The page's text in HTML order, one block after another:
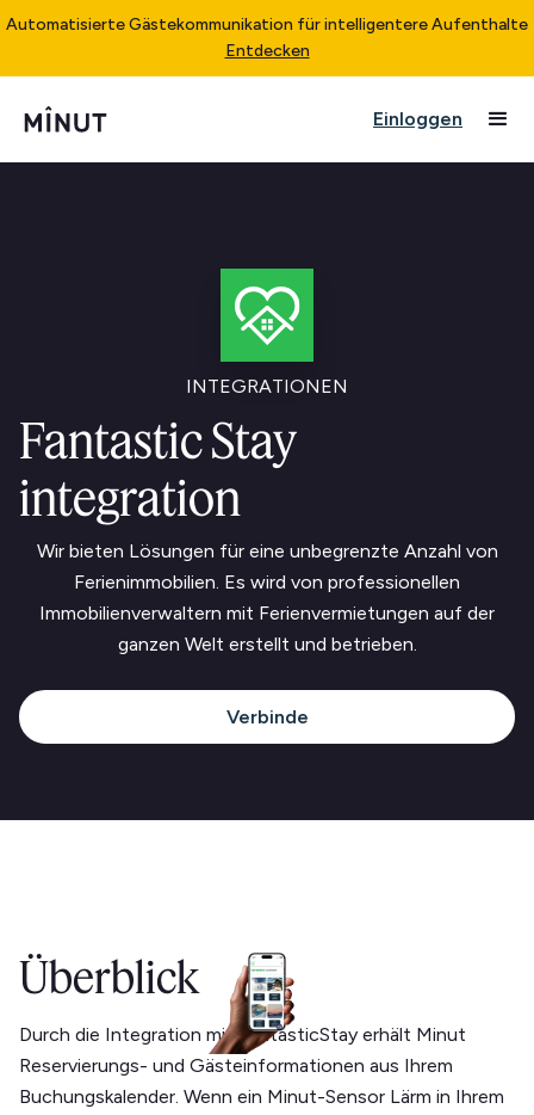
Automatisierte Gästekommunikation für intelligentere Aufenthalte
Entdecken
Einloggen
INTEGRATIONEN
Fantastic Stay
integration
Wir bieten Lösungen für eine unbegrenzte Anzahl von
Ferienimmobilien. Es wird von professionellen
Immobilienverwaltern mit Ferienvermietungen auf der
ganzen Welt erstellt und betrieben.
Verbinde
Überblick
Durch die Integration mit FantasticStay erhält Minut
Reservierungs- und Gästeinformationen aus Ihrem
Buchungskalender. Wenn ein Minut-Sensor Lärm in Ihrem